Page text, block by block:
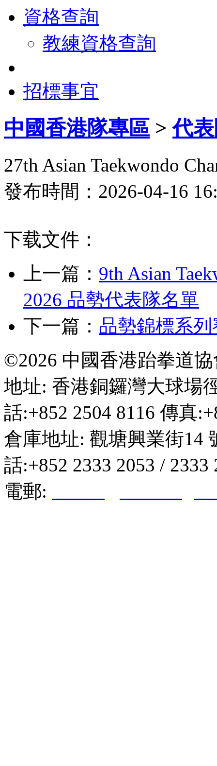
資格查詢
教練資格查詢
招標事宜
中國香港隊專區 >代
27th Asian Taekwondo
發布時間：2026-04-16
下载文件：
上一篇： 9th Asian
2026 品勢代表隊名單
下一篇： 品勢錦標系
©2026 中國香港跆拳道
地址: 香港銅鑼灣大球場
話:+852 2504 8116 傳真
倉庫地址: 觀塘興業街14
話:+852 2333 2053 /
電郵: